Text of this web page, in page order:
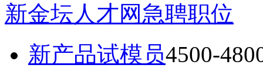
新金坛人才网急聘职位
新产品试模员4500-